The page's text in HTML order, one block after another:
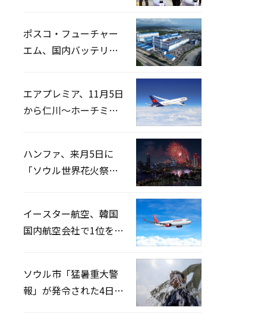
ポスコ・フューチャー
エム、国内バッテリー
エアプレミア、11月5日
から仁川〜ホーチミン
ハンファ、来月5日に
「ソウル世界花火祭り
イースター航空、韓国
国内航空会社で1位を記
ソウル市「猛暑重大警
報」が発令された4日、